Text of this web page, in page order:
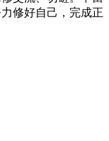
修好自己，完成正